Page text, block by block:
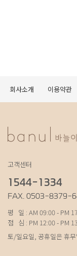
회사소개 이용약관
고객센터
1544-1334
FAX. 0503-8379-
평 일 : AM 09:00 - PM
점 심 : PM 12:00 - PM
토/일요일, 공휴일은 휴